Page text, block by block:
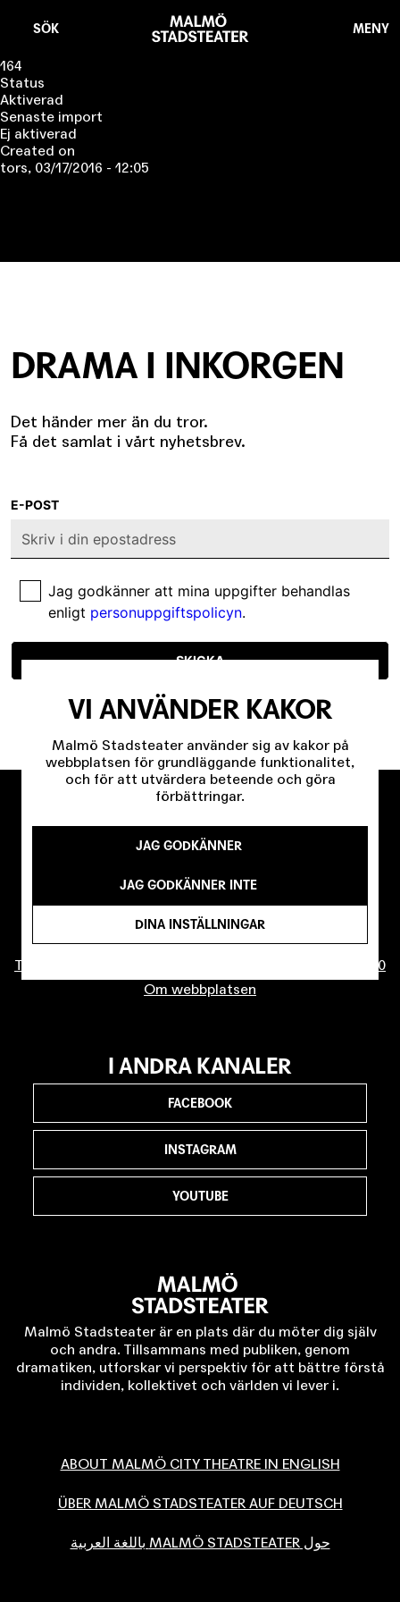
SÖK
Stadsteater
MENY
164
Status
Aktiverad
Senaste import
Ej aktiverad
Created on
tors, 03/17/2016 - 12:05
DRAMA I INKORGEN
Det händer mer än du tror.
Få det samlat i vårt nyhetsbrev.
E-POST
Jag godkänner att mina uppgifter behandlas
enligt personuppgiftspolicyn.
SKICKA
info@malmostadsteater.se
Biljettfrågor
Press
Telefonväxel (ej biljettrelaterade ärenden): 040-20 86 00
Om webbplatsen
Malmö Stadsteater är en plats där du möter dig själv
och andra. Tillsammans med publiken, genom
dramatiken, utforskar vi perspektiv för att bättre förstå
individen, kollektivet och världen vi lever i.
ABOUT MALMÖ CITY THEATRE IN ENGLISH
ÜBER MALMÖ STADSTEATER AUF DEUTSCH
حول MALMÖ STADSTEATER باللغة العربية
I ANDRA KANALER
FACEBOOK
INSTAGRAM
YOUTUBE
VI ANVÄNDER KAKOR
Malmö Stadsteater använder sig av kakor på
webbplatsen för grundläggande funktionalitet,
och för att utvärdera beteende och göra
förbättringar.
JAG GODKÄNNER
JAG GODKÄNNER INTE
DINA INSTÄLLNINGAR